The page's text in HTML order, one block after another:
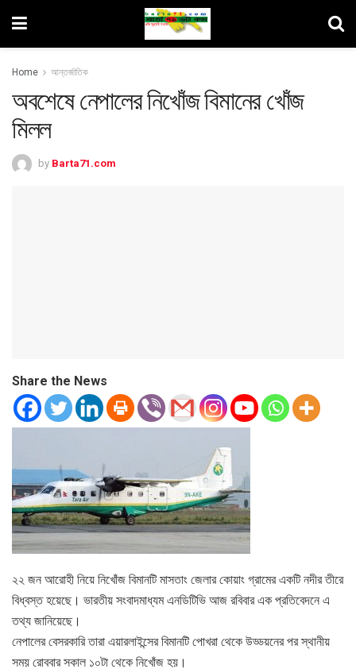
Home আন্তর্জাতিক
অবশেষে নেপালের নিখোঁজ বিমানের খোঁজ
মিলল
by Barta71.com
Share the News
২২ জন আরোহী নিয়ে নিখোঁজ বিমানটি মাসতাং জেলার কোয়াং গ্রামের একটি নদীর তীরে
বিধ্বস্ত হয়েছে। ভারতীয় সংবাদমাধ্যম এনডিটিভি আজ রবিবার এক প্রতিবেদনে এ
তথ্য জানিয়েছে।
নেপালের বেসরকারি তারা এয়ারলাইন্সের বিমানটি পোখরা থেকে উড্ডয়নের পর স্থানীয়
সময় রোববার সকাল ১০টা থেকে নিখোঁজ হয়।